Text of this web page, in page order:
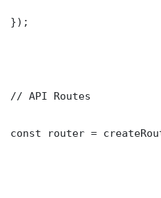
});
// API Routes
const router =